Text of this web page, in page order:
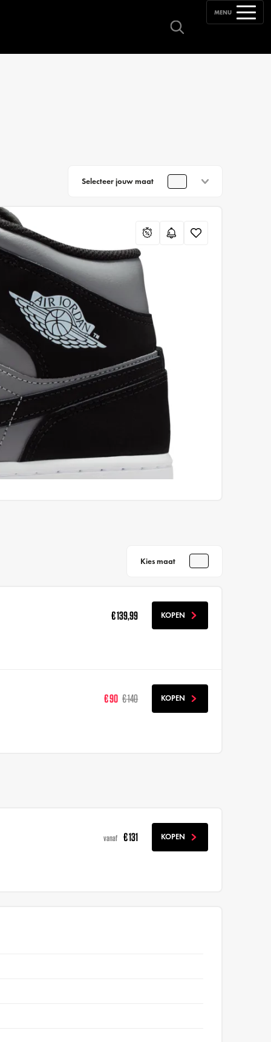
MENU
Selecteer jouw maat
Kies maat
€ 139,99 KOPEN
€ 90 € 140 KOPEN
vanaf € 131 KOPEN